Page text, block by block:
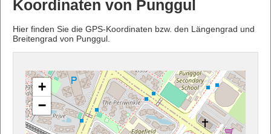
Koordinaten von Punggul
Hier finden Sie die GPS-Koordinaten bzw. den Längengrad und
Breitengrad von Punggul.
+
−